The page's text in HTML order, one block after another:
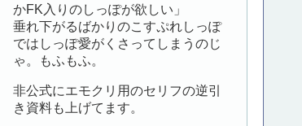
かFK入りのしっぽが欲しい」
垂れ下がるばかりのこすぷれしっぽ
ではしっぽ愛がくさってしまうのじ
ゃ。もふもふ。
非公式にエモクリ用のセリフの逆引
き資料も上げてます。